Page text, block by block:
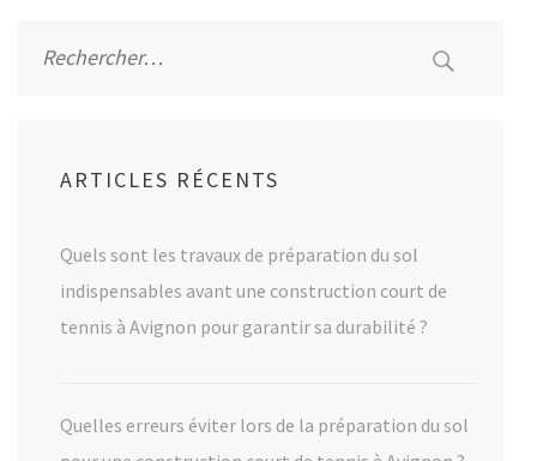
ARTICLES RÉCENTS
Quels sont les travaux de préparation du sol
indispensables avant une construction court de
tennis à Avignon pour garantir sa durabilité ?
Quelles erreurs éviter lors de la préparation du sol